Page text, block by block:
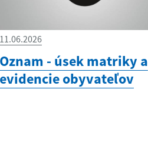
11.06.2026
Oznam - úsek matriky a
evidencie obyvateľov